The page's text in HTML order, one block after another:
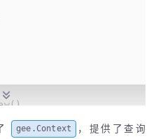
func(c *gee.Context)
gee.Context
，提供了查询